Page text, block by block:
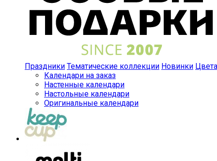
Праздники Тематические коллекции Новинки Цвета
Календари на заказ
Настенные календари
Настольные календари
Оригинальные календари